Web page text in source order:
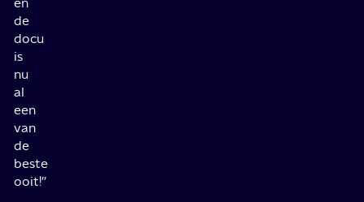
de
docu
is
nu
al
een
van
de
beste
ooit!”